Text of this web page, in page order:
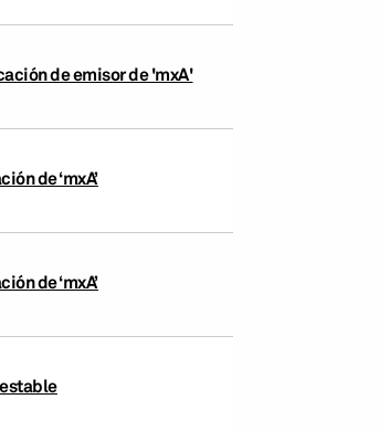
de emisor de 'mxA'
de ‘mxA’
de ‘mxA’